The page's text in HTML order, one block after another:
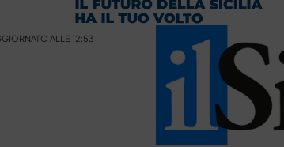
ALLE 12:53